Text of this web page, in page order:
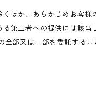
ほか、あらかじめお客様
第三者への提供には該当
部又は一部を委託するこ